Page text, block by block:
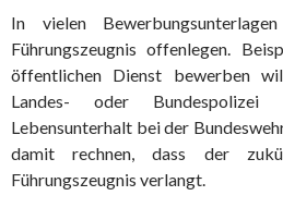
In vielen
Führungszeugnis offenlegen.
öffentlichen Dienst bewerben
Landes- oder
Lebensunterhalt bei der
damit rechnen, dass der
Führungszeugnis verlangt.